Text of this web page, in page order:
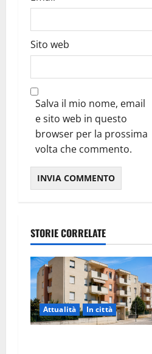
Sito web
Salva il mio nome, email
e sito web in questo
browser per la prossima
volta che commento.
STORIE CORRELATE
Attualità In città